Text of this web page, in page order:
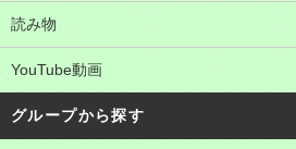
読み物
YouTube動画
グループから探す